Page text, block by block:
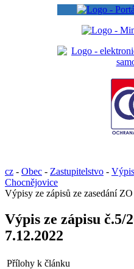
cz - Obec - Zastupitelstvo -
Chocnějovice
Výpisy ze zápisů ze zasedání
Výpis ze zápisu č.5/
7.12.2022
Přílohy k článku